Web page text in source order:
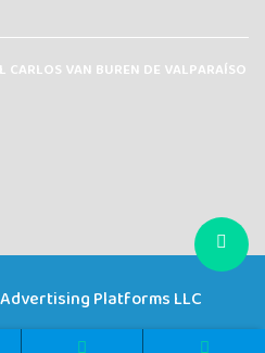
CARLOS VAN BUREN DE VALPARAÍSO
Platforms LLC
Mascotas HipHop Radio